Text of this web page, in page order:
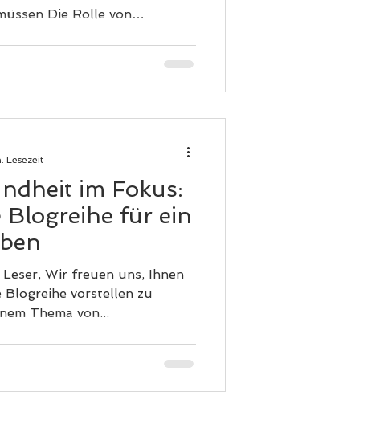
Rolle von
im Fokus:
Blogreihe für ein
Wir freuen uns, Ihnen
Blogreihe vorstellen zu
Thema von...
Lesezeit